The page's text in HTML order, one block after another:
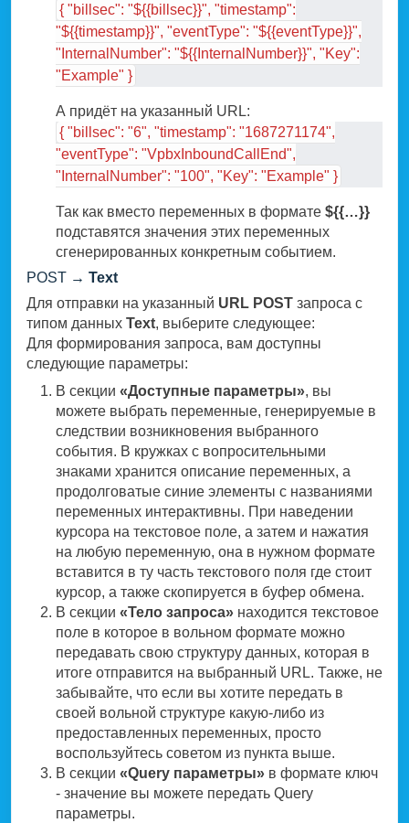
{ "billsec": "${{billsec}}", "timestamp":
"${{timestamp}}", "eventType": "${{eventType}}",
"InternalNumber": "${{InternalNumber}}", "Key":
"Example" }
А придёт на указанный URL:
{ "billsec": "6", "timestamp": "1687271174",
"eventType": "VpbxInboundCallEnd",
"InternalNumber": "100", "Key": "Example" }
Так как вместо переменных в формате ${{…}}
подставятся значения этих переменных
сгенерированных конкретным событием.
POST → Text
Для отправки на указанный URL POST запроса с
типом данных Text, выберите следующее:
Для формирования запроса, вам доступны
следующие параметры:
В секции «Доступные параметры», вы
можете выбрать переменные, генерируемые в
следствии возникновения выбранного
события. В кружках с вопросительными
знаками хранится описание переменных, а
продолговатые синие элементы с названиями
переменных интерактивны. При наведении
курсора на текстовое поле, а затем и нажатия
на любую переменную, она в нужном формате
вставится в ту часть текстового поля где стоит
курсор, а также скопируется в буфер обмена.
В секции «Тело запроса» находится текстовое
поле в которое в вольном формате можно
передавать свою структуру данных, которая в
итоге отправится на выбранный URL. Также, не
забывайте, что если вы хотите передать в
своей вольной структуре какую-либо из
предоставленных переменных, просто
воспользуйтесь советом из пункта выше.
В секции «Query параметры» в формате ключ
- значение вы можете передать Query
параметры.